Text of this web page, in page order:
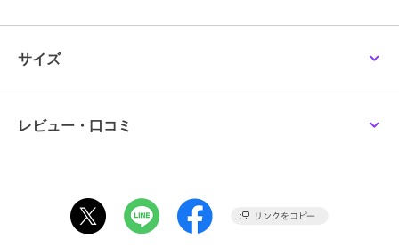
※ 生産時期によって色味や仕様が異なる場合がございます。
※ 画像はサンプルを使用している為、実際にお届けする商品と仕様
がございます。
ブランド トップスター
VIVIAN COLLECTION
サイズ
レビュー・口コミ